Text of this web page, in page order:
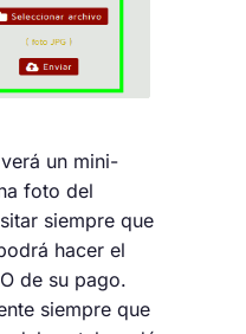
un mini-
foto del
siempre que
hacer el
de su pago.
siempre que